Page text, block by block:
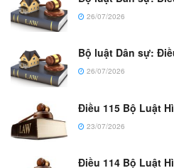
26/07/2026
Bộ luật Dân sự:
26/07/2026
Điều 115 Bộ Luật
23/07/2026
Điều 114 Bộ Luật